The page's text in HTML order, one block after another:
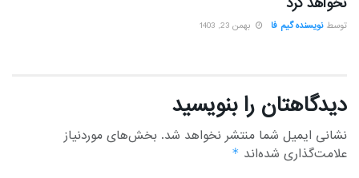
توسط نویسنده گیم فا بهمن 23, 1403
دیدگاهتان را بنویسید
نشانی ایمیل شما منتشر نخواهد شد. بخش‌های موردنیاز
علامت‌گذاری شده‌اند *